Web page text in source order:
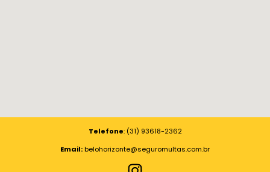
Telefone: (31) 93618-2362
Email:belohorizonte@seguromultas.com.br